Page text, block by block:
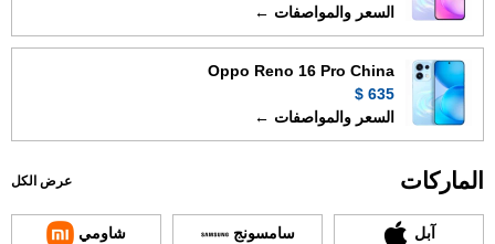
السعر والمواصفات ←
Oppo Reno 16 Pro China
635 $
السعر والمواصفات ←
الماركات عرض الكل
آبل سامسونج شاومي